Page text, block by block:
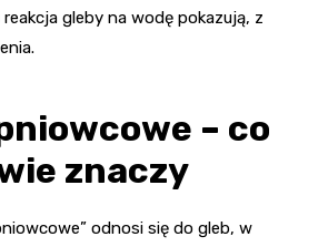
gleby na wodę pokazują, z
– co
znaczy
odnosi się do gleb, w